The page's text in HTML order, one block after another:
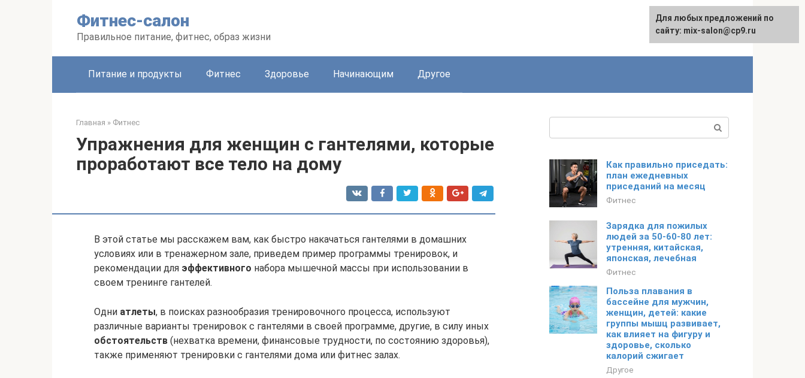
Фитнес-салон
Правильное питание, фитнес, образ жизни
Питание и продукты Фитнес Здоровье Начинающим Другое
Главная » Фитнес
Упражнения для женщин с гантелями, которые
проработают все тело на дому
В этой статье мы расскажем вам, как быстро накачаться гантелями в домашних
условиях или в тренажерном зале, приведем пример программы тренировок, и
рекомендации для эффективного набора мышечной массы при использовании в
своем тренинге гантелей.
Одни атлеты, в поисках разнообразия тренировочного процесса, используют
различные варианты тренировок с гантелями в своей программе, другие, в силу иных
обстоятельств (нехватка времени, финансовые трудности, по состоянию здоровья),
также применяют тренировки с гантелями дома или фитнес залах.
Как правильно приседать:
план ежедневных
приседаний на месяц
Фитнес
Зарядка для пожилых
людей за 50-60-80 лет:
утренняя, китайская,
японская, лечебная
Фитнес
Польза плавания в
бассейне для мужчин,
женщин, детей: какие
группы мышц развивает,
как влияет на фигуру и
здоровье, сколько
калорий сжигает
Другое
Для любых предложений по
сайту: mix-salon@cp9.ru